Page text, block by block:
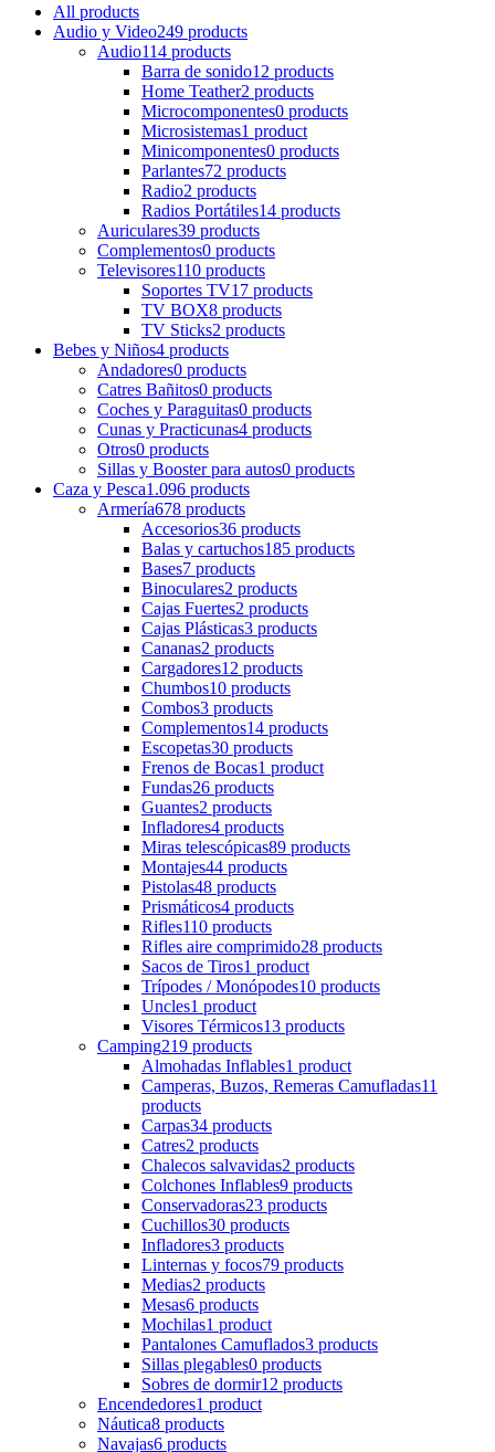
All products
Audio y Video249 products
Audio114 products
Barra de sonido12 products
Home Teather2 products
Microcomponentes0 products
Microsistemas1 product
Minicomponentes0 products
Parlantes72 products
Radio2 products
Radios Portátiles14 products
Auriculares39 products
Complementos0 products
Televisores110 products
Soportes TV17 products
TV BOX8 products
TV Sticks2 products
Bebes y Niños4 products
Andadores0 products
Catres Bañitos0 products
Coches y Paraguitas0 products
Cunas y Practicunas4 products
Otros0 products
Sillas y Booster para autos0 products
Caza y Pesca1.096 products
Armería678 products
Accesorios36 products
Balas y cartuchos185 products
Bases7 products
Binoculares2 products
Cajas Fuertes2 products
Cajas Plásticas3 products
Cananas2 products
Cargadores12 products
Chumbos10 products
Combos3 products
Complementos14 products
Escopetas30 products
Frenos de Bocas1 product
Fundas26 products
Guantes2 products
Infladores4 products
Miras telescópicas89 products
Montajes44 products
Pistolas48 products
Prismáticos4 products
Rifles110 products
Rifles aire comprimido28 products
Sacos de Tiros1 product
Trípodes / Monópodes10 products
Uncles1 product
Visores Térmicos13 products
Camping219 products
Almohadas Inflables1 product
Camperas, Buzos, Remeras Camufladas11
products
Carpas34 products
Catres2 products
Chalecos salvavidas2 products
Colchones Inflables9 products
Conservadoras23 products
Cuchillos30 products
Infladores3 products
Linternas y focos79 products
Medias2 products
Mesas6 products
Mochilas1 product
Pantalones Camuflados3 products
Sillas plegables0 products
Sobres de dormir12 products
Encendedores1 product
Náutica8 products
Navajas6 products